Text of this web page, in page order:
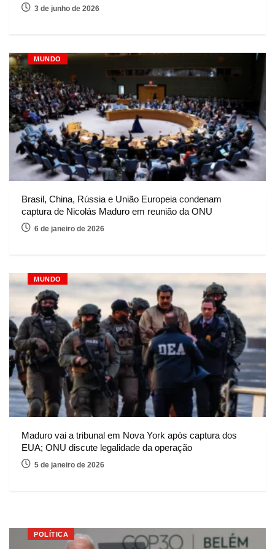
3 de junho de 2026
MUNDO
Brasil, China, Rússia e União Europeia condenam
captura de Nicolás Maduro em reunião da ONU
6 de janeiro de 2026
MUNDO
Maduro vai a tribunal em Nova York após captura dos
EUA; ONU discute legalidade da operação
5 de janeiro de 2026
POLÍTICA